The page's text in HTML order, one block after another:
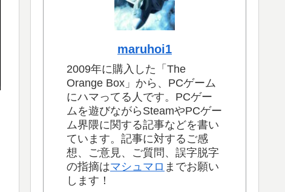
maruhoi1
2009年に購入した「The
Orange Box」から、PCゲーム
にハマってる人です。PCゲー
ムを遊びながらSteamやPCゲー
ム界隈に関する記事などを書い
ています。記事に対するご感
想、ご意見、ご質問、誤字脱字
の指摘はマシュマロ までお願い
します！